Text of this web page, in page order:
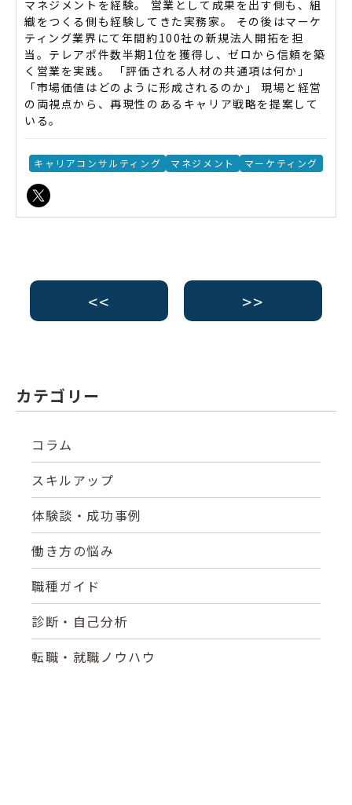
マネジメントを経験。 営業として成果を出す側も、組
織をつくる側も経験してきた実務家。 その後はマーケ
ティング業界にて年間約100社の新規法人開拓を担
当。テレアポ件数半期1位を獲得し、ゼロから信頼を築
く営業を実践。 「評価される人材の共通項は何か」
「市場価値はどのように形成されるのか」 現場と経営
の両視点から、再現性のあるキャリア戦略を提案して
いる。
キャリアコンサルティング マネジメント マーケティング
<< >>
カテゴリー
コラム
スキルアップ
体験談・成功事例
働き方の悩み
職種ガイド
診断・自己分析
転職・就職ノウハウ